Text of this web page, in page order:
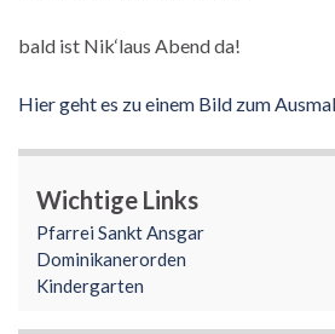
bald ist Nik‘laus Abend da!
Hier geht es zu einem Bild zum
Wichtige Links
Pfarrei Sankt Ansgar
Dominikanerorden
Kindergarten